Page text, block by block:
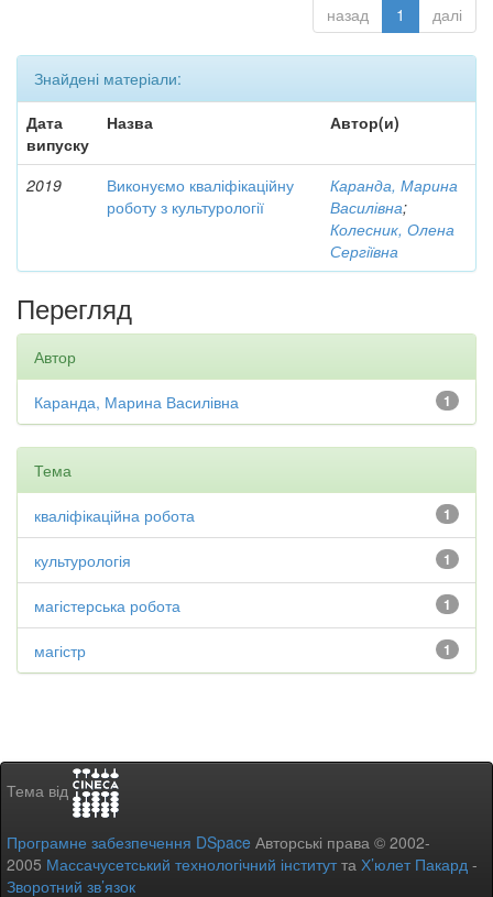
назад 1 далі
Знайдені матеріали:
Дата
випуску
Назва Автор(и)
2019
Виконуємо кваліфікаційну
роботу з культурології
Каранда, Марина
Василівна;
Колесник, Олена
Сергіївна
Перегляд
Автор
1
Каранда, Марина Василівна
Тема
1
кваліфікаційна робота
1
культурологія
1
магістерська робота
1
магістр
Тема від
Програмне забезпечення DSpace Авторські права © 2002-
2005 Массачусетський технологічний інститутта Х’юлет Пакард -
Зворотний зв’язок